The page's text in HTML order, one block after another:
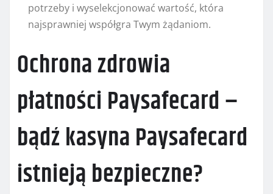
potrzeby i wyselekcjonować wartość, która
najsprawniej współgra Twym żądaniom.
Ochrona zdrowia
płatności Paysafecard –
bądź kasyna Paysafecard
istnieją bezpieczne?